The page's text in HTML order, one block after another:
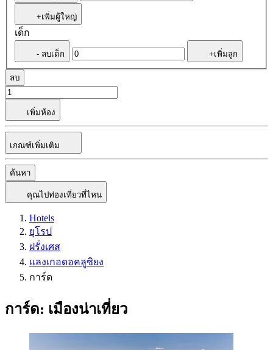
+เพิ่มผู้ใหญ่
เด็ก
- ลบเด็ก +เพิ่มลูก
ลบ
เพิ่มห้อง
เกณฑ์เพิ่มเติม
ค้นหา
คุณไปท่องเที่ยวที่ไหน
Hotels
ยุโรป
ฝรั่งเศส
แลงเกอดอคลูซิยง
การ์ด
การ์ด: เมืองน่าเที่ยว